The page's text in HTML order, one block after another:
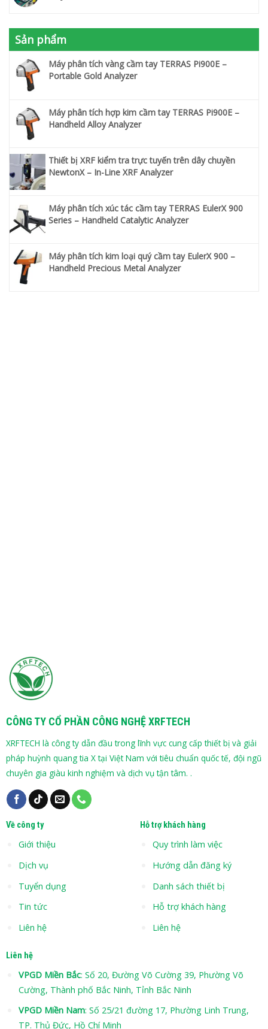
Sản phẩm
Máy phân tích vàng cầm tay TERRAS Pi900E –
Portable Gold Analyzer
Máy phân tích hợp kim cầm tay TERRAS Pi900E –
Handheld Alloy Analyzer
Thiết bị XRF kiểm tra trực tuyến trên dây chuyền
NewtonX – In-Line XRF Analyzer
Máy phân tích xúc tác cầm tay TERRAS EulerX 900
Series – Handheld Catalytic Analyzer
Máy phân tích kim loại quý cầm tay EulerX 900 –
Handheld Precious Metal Analyzer
CÔNG TY CỔ PHẦN CÔNG NGHỆ XRFTECH
XRFTECH là công ty dẫn đầu trong lĩnh vực cung cấp thiết bị và giải
pháp huỳnh quang tia X tại Việt Nam với tiêu chuẩn quốc tế, đội ngũ
chuyên gia giàu kinh nghiệm và dịch vụ tận tâm. .
Về công ty
Giới thiệu
Dịch vụ
Tuyển dụng
Tin tức
Liên hệ
Hỗ trợ khách hàng
Quy trình làm việc
Hướng dẫn đăng ký
Danh sách thiết bị
Hỗ trợ khách hàng
Liên hệ
Liên hệ
VPGD Miền Bắc: Số 20, Đường Võ Cường 39, Phường Võ
Cường, Thành phố Bắc Ninh, Tỉnh Bắc Ninh
VPGD Miền Nam: Số 25/21 đường 17, Phường Linh Trung,
TP. Thủ Đức, Hồ Chí Minh